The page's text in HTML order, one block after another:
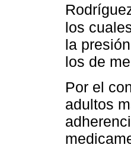
los
la
los de
Por el
adultos